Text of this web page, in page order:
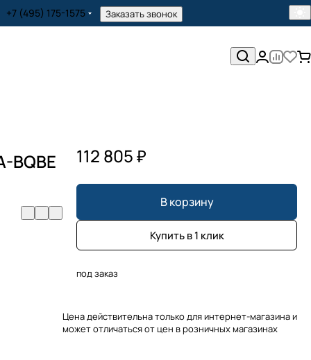
+7 (495) 175-1575 Заказать звонок
BQBE
112 805 ₽
В корзину
Купить в 1 клик
под заказ
Цена действительна только для интернет-магазина и
может отличаться от цен в розничных магазинах